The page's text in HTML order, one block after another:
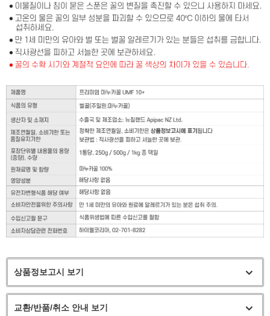
상품정보고시 보기
교환/반품/취소 안내 보기